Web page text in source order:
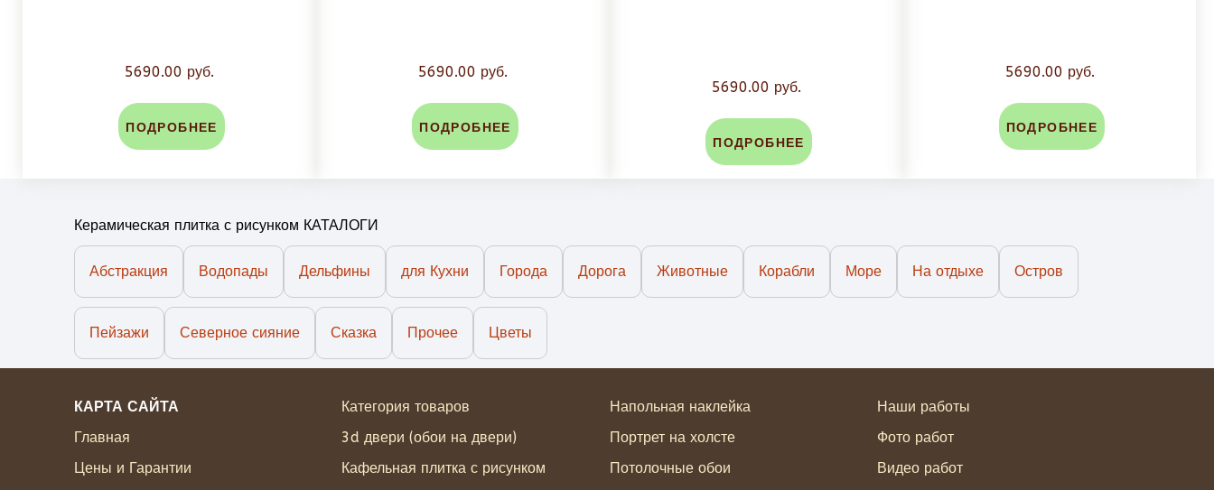
5690.00 руб.
ПОДРОБНЕЕ
5690.00 руб.
ПОДРОБНЕЕ
5690.00 руб.
ПОДРОБНЕЕ
5690.00 руб.
ПОДРОБНЕЕ
Керамическая плитка с рисунком КАТАЛОГИ
Абстракция Водопады Дельфины для Кухни Города Дорога Животные Корабли Море На отдыхе Остров
Пейзажи Северное сияние Сказка Прочее Цветы
КАРТА САЙТА
Главная
Цены и Гарантии
Категория товаров
3d двери (обои на двери)
Кафельная плитка с рисунком
Напольная наклейка
Портрет на холсте
Потолочные обои
Наши работы
Фото работ
Видео работ